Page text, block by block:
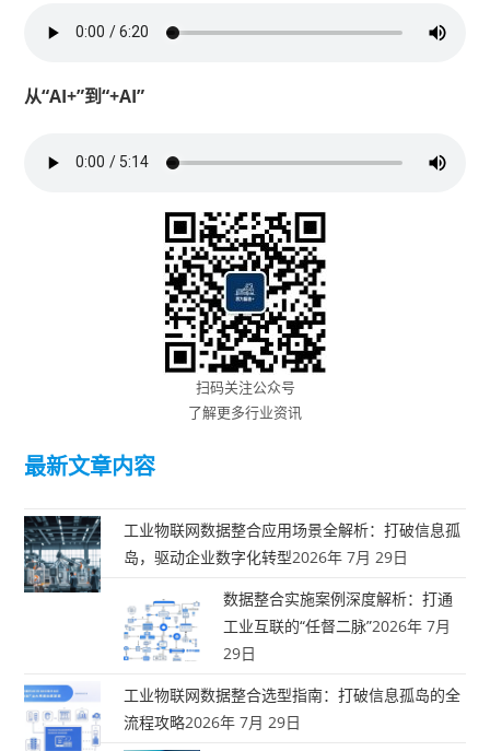
从“AI+”到“+AI”
扫码关注公众号
了解更多行业资讯
最新文章内容
工业物联网数据整合应用场景全解析：打破信息孤
岛，驱动企业数字化转型2026年 7月 29日
数据整合实施案例深度解析：打通
工业互联的“任督二脉”2026年 7月
29日
工业物联网数据整合选型指南：打破信息孤岛的全
流程攻略2026年 7月 29日